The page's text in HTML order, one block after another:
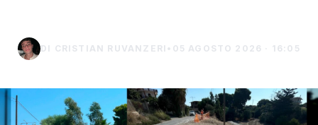
DI CRISTIAN RUVANZERI • 05 AGOSTO 2026 · 16:05